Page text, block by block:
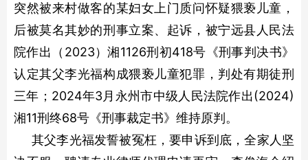
突然被来村做客的某妇女上门质问怀疑猥亵儿童，
后被莫名其妙的刑事立案、起诉，被宁远县人民法
院作出（2023）湘1126刑初418号《刑事判决书》
认定其父李光福构成猥亵儿童犯罪，判处有期徒刑
三年；2024年3月永州市中级人民法院作出(2024)
湘11刑终68号《刑事裁定书》维持原判。
其父李光福发誓被冤枉，要申诉到底，全家人坚